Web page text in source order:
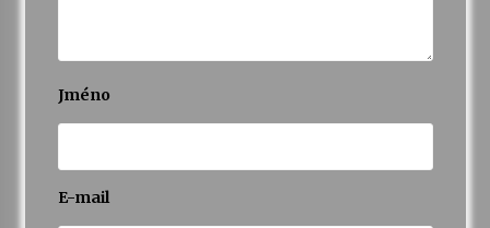
Jméno
E-mail